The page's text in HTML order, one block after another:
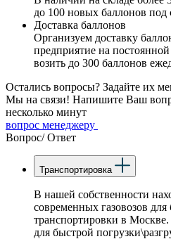
до 100 новых баллонов под
Доставка баллонов
Организуем доставку
предприятие на
возить до 300 баллонов
Остались вопросы? Задайте их
Мы на связи! Напишите Ваш
несколько минут
вопрос менеджеру
Вопрос/Ответ
Транспортировка
В нашей собственности
современных газовозов для
транспортировки в
для быстрой